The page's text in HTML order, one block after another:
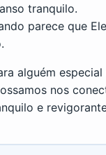
tranquilo.
parece que
alguém
nos
e